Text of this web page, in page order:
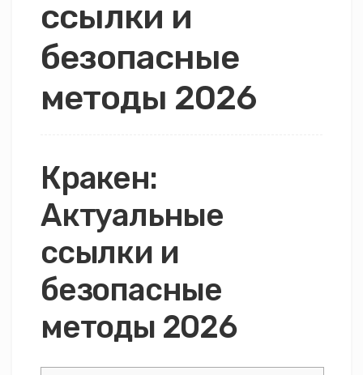
ссылки и
безопасные
методы 2026
Кракен:
Актуальные
ссылки и
безопасные
методы 2026